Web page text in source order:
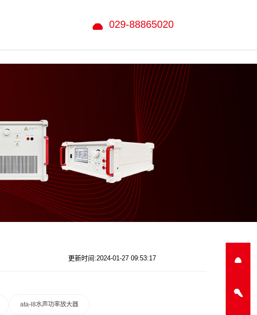
029-88865020
更新时间:2024-01-27 09:53:17
ata-l8水声功率放大器